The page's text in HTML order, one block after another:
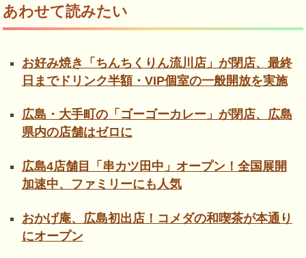
あわせて読みたい
お好み焼き「ちんちくりん流川店」が閉店、最終
日までドリンク半額・VIP個室の一般開放を実施
広島・大手町の「ゴーゴーカレー」が閉店、広島
県内の店舗はゼロに
広島4店舗目「串カツ田中」オープン！全国展開
加速中、ファミリーにも人気
おかげ庵、広島初出店！コメダの和喫茶が本通り
にオープン